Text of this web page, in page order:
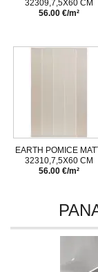
32309,7,5X60 CM
56.00 €/m²
EARTH POMICE
32310,7,5X60 CM
56.00 €/m²